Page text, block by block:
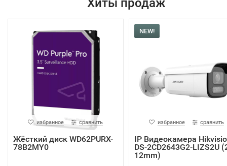
Хиты продаж
избранное сравнить
Жёсткий диск WD62PURX-
78B2MY0
NEW!
избранное сравнить
IP Видеокамера
DS-2CD2643G2-LIZS2U
12mm)